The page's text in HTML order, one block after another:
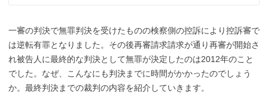
一審の判決で無罪判決を受けたものの検察側の控訴により控訴審で
は逆転有罪となりました。その後再審請求請求が通り再審が開始さ
れ被告人に最終的な判決として無罪が決定したのは2012年のこと
でした。なぜ、こんなにも判決までに時間がかかったのでしょう
か。最終判決までの裁判の内容を紹介していきます。